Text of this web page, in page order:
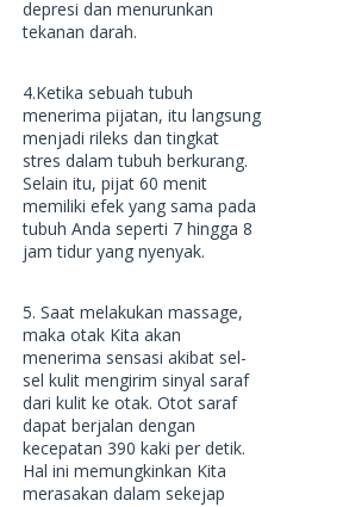
depresi dan menurunkan
tekanan darah.
4.Ketika sebuah tubuh
menerima pijatan, itu langsung
menjadi rileks dan tingkat
stres dalam tubuh berkurang.
Selain itu, pijat 60 menit
memiliki efek yang sama pada
tubuh Anda seperti 7 hingga 8
jam tidur yang nyenyak.
5. Saat melakukan massage,
maka otak Kita akan
menerima sensasi akibat sel-
sel kulit mengirim sinyal saraf
dari kulit ke otak. Otot saraf
dapat berjalan dengan
kecepatan 390 kaki per detik.
Hal ini memungkinkan Kita
merasakan dalam sekejap